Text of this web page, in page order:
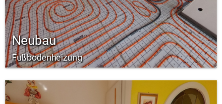
Neubau
Fußbodenheizung